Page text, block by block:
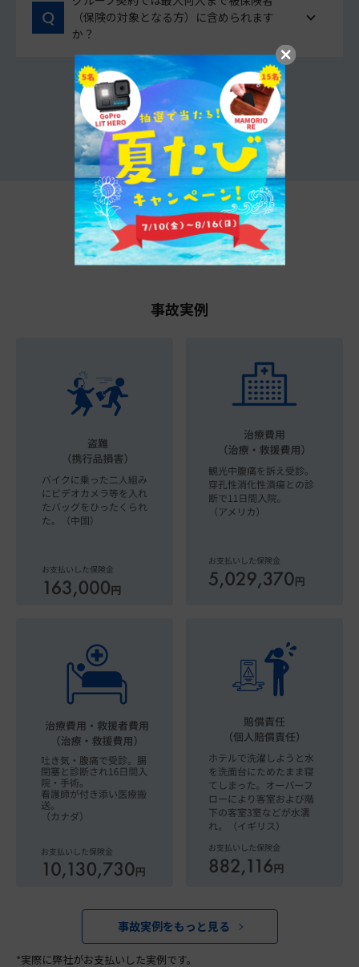
（保険の対象となる方）に含められます
か？
他のよくあるご質問をみる
t@biho情報局
事故実例
事故実例をもっと見る
*実際に弊社がお支払いした実例です。